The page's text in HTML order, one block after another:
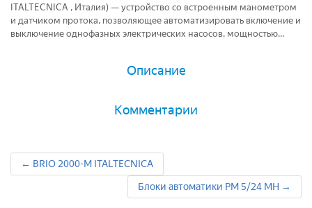
ITALTECNICA , Италия) — устройство со встроенным манометром
и датчиком протока, позволяющее автоматизировать включение и
выключение однофазных электрических насосов, мощностью...
Описание
Комментарии
← BRIO 2000-M ITALTECNICA
Блоки автоматики РМ 5/24 МН →